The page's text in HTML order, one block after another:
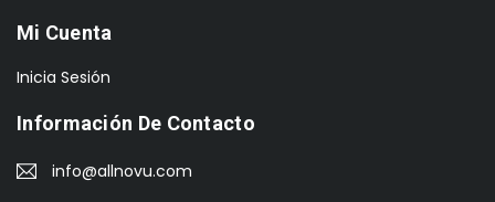
Mi Cuenta
Inicia Sesión
Información De Contacto
info@allnovu.com